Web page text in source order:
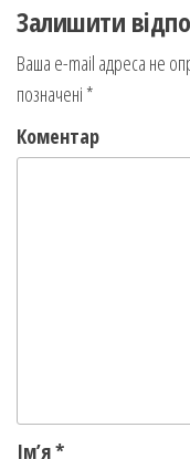
Залишити
Ваша e-mail адреса не
позначені *
Коментар
Ім’я*